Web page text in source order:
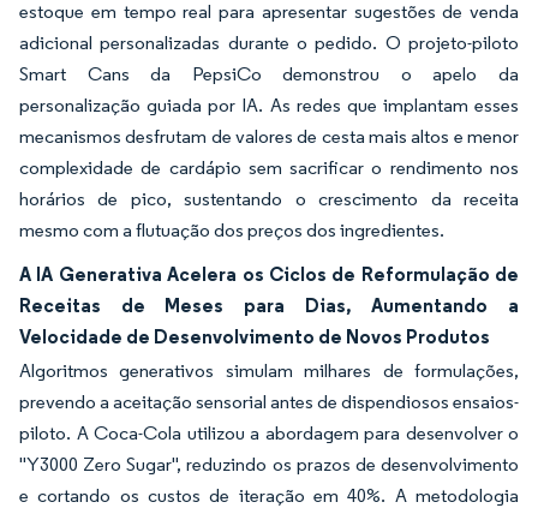
estoque em tempo real para apresentar sugestões de venda
adicional personalizadas durante o pedido. O projeto-piloto
Smart Cans da PepsiCo demonstrou o apelo da
personalização guiada por IA. As redes que implantam esses
mecanismos desfrutam de valores de cesta mais altos e menor
complexidade de cardápio sem sacrificar o rendimento nos
horários de pico, sustentando o crescimento da receita
mesmo com a flutuação dos preços dos ingredientes.
A IA Generativa Acelera os Ciclos de Reformulação de
Receitas de Meses para Dias, Aumentando a
Velocidade de Desenvolvimento de Novos Produtos
Algoritmos generativos simulam milhares de formulações,
prevendo a aceitação sensorial antes de dispendiosos ensaios-
piloto. A Coca-Cola utilizou a abordagem para desenvolver o
"Y3000 Zero Sugar", reduzindo os prazos de desenvolvimento
e cortando os custos de iteração em 40%. A metodologia